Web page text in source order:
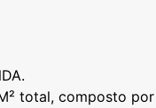
total, composto